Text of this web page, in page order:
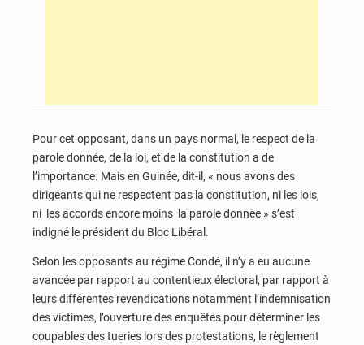
Pour cet opposant, dans un pays normal, le respect de la
parole donnée, de la loi, et de la constitution a de
l’importance. Mais en Guinée, dit-il, « nous avons des
dirigeants qui ne respectent pas la constitution, ni les lois,
ni les accords encore moins la parole donnée » s’est
indigné le président du Bloc Libéral.
Selon les opposants au régime Condé, il n’y a eu aucune
avancée par rapport au contentieux électoral, par rapport à
leurs différentes revendications notamment l’indemnisation
des victimes, l’ouverture des enquêtes pour déterminer les
coupables des tueries lors des protestations, le règlement